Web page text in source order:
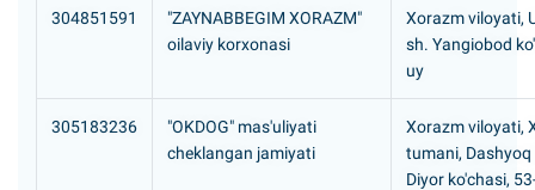
304851591
"ZAYNABBEGIM XORAZM"
oilaviy korxonasi
Xorazm viloyati,
sh. Yangiobod
uy
305183236
"OKDOG" mas'uliyati
cheklangan jamiyati
Xorazm viloyati,
tumani, Dashyoq
Diyor ko'chasi,